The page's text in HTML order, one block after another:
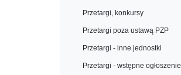
Przetargi, konkursy
Przetargi poza ustawą PZP
Przetargi - inne jednostki
Przetargi - wstępne ogłoszenie